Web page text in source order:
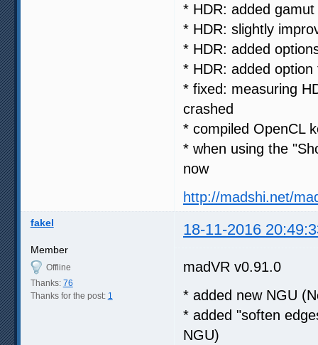
* HDR: added
* HDR: slightly
* HDR: added
* HDR: added
* fixed: measuring
crashed
* compiled OpenCL
* when using the
now
http://madshi.net/
fakel 18-11-2016
Member
Offline
Thanks: 76
Thanks for the post: 1
madVR v0.91.0
* added new NGU
* added "soften
NGU)